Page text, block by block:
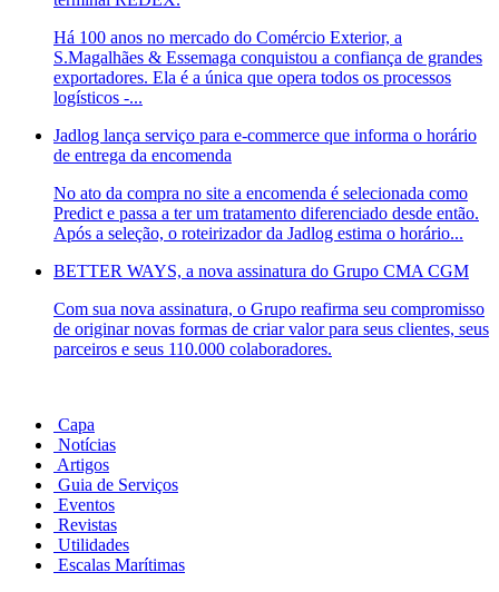
Há 100 anos no mercado do Comércio Exterior, a
S.Magalhães & Essemaga conquistou a confiança de grandes
exportadores. Ela é a única que opera todos os processos
logísticos -...
Jadlog lança serviço para e-commerce que informa o horário
de entrega da encomenda
No ato da compra no site a encomenda é selecionada como
Predict e passa a ter um tratamento diferenciado desde então.
Após a seleção, o roteirizador da Jadlog estima o horário...
BETTER WAYS, a nova assinatura do Grupo CMA CGM
Com sua nova assinatura, o Grupo reafirma seu compromisso
de originar novas formas de criar valor para seus clientes, seus
parceiros e seus 110.000 colaboradores.
Capa
Notícias
Artigos
Guia de Serviços
Eventos
Revistas
Utilidades
Escalas Marítimas